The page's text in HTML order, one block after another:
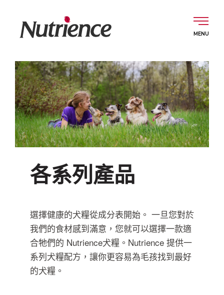
content
中文 (香港)
犬用產品
嚴選食材
聯絡我們
各系列產品
選擇健康的犬糧從成分表開始。 一旦您對於
我們的食材感到滿意，您就可以選擇一款適
合牠們的 Nutrience犬糧。Nutrience 提供一
系列犬糧配方，讓你更容易為毛孩找到最好
的犬糧。